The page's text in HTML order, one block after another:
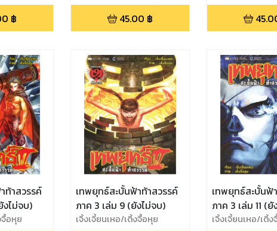
฿ 45.00 ฿
ท้าสวรรค์
งไม่จบ)
จื้อหุย
เทพยุทธ์สะบั้นฟ้าท้าสวรรค์
ภาค 3 เล่ม 9 (ยังไม่จบ)
เจิ้งเจี้ยนเหอ/เติ้งจื้อหุย
เทพยุทธ์สะบั้นฟ้
ภาค 3 เล่ม 11 (
เจิ้งเจี้ยนเหอ/เติ้